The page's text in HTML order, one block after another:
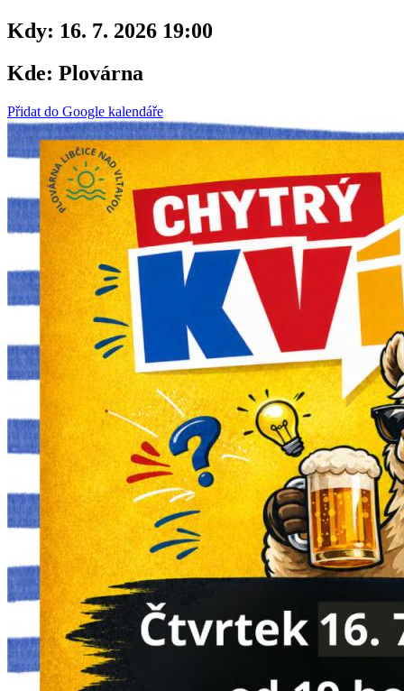
Kdy: 16. 7. 2026 19:00
Kde: Plovárna
Přidat do Google kalendáře